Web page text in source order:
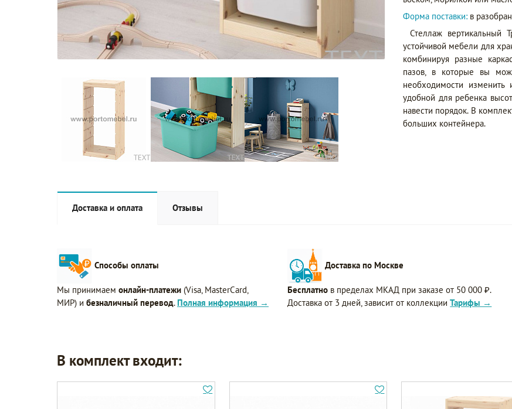
Форма поставки: в
Стеллаж вертикальный
устойчивой мебели для
комбинируя разные
пазов, в которые вы
необходимости
удобной для ребенка
навести порядок. В
больших контейнера.
Доставка и оплата Отзывы
Способы оплаты
Мы принимаем онлайн-платежи (Visa, MasterCard,
МИР) и безналичный перевод. Полная информация →
Доставка по Москве
Бесплатно в пределах МКАД при заказе от 50 000 ₽.
Доставка от 3 дней, зависит от коллекцииТарифы →
В комплект входит: